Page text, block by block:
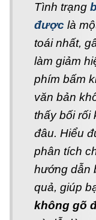
Tình trạng
được là
toái nhất,
làm giảm
phím bấm
văn bản
thấy bối rối
đâu. Hiểu
phân tích
hướng dẫn
quả, giúp
không gõ